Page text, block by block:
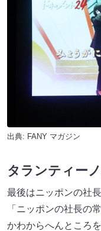
出典: FANY マガジン
タランティー
最後はニッポンの社
「ニッポンの社長の
かわからへんところ